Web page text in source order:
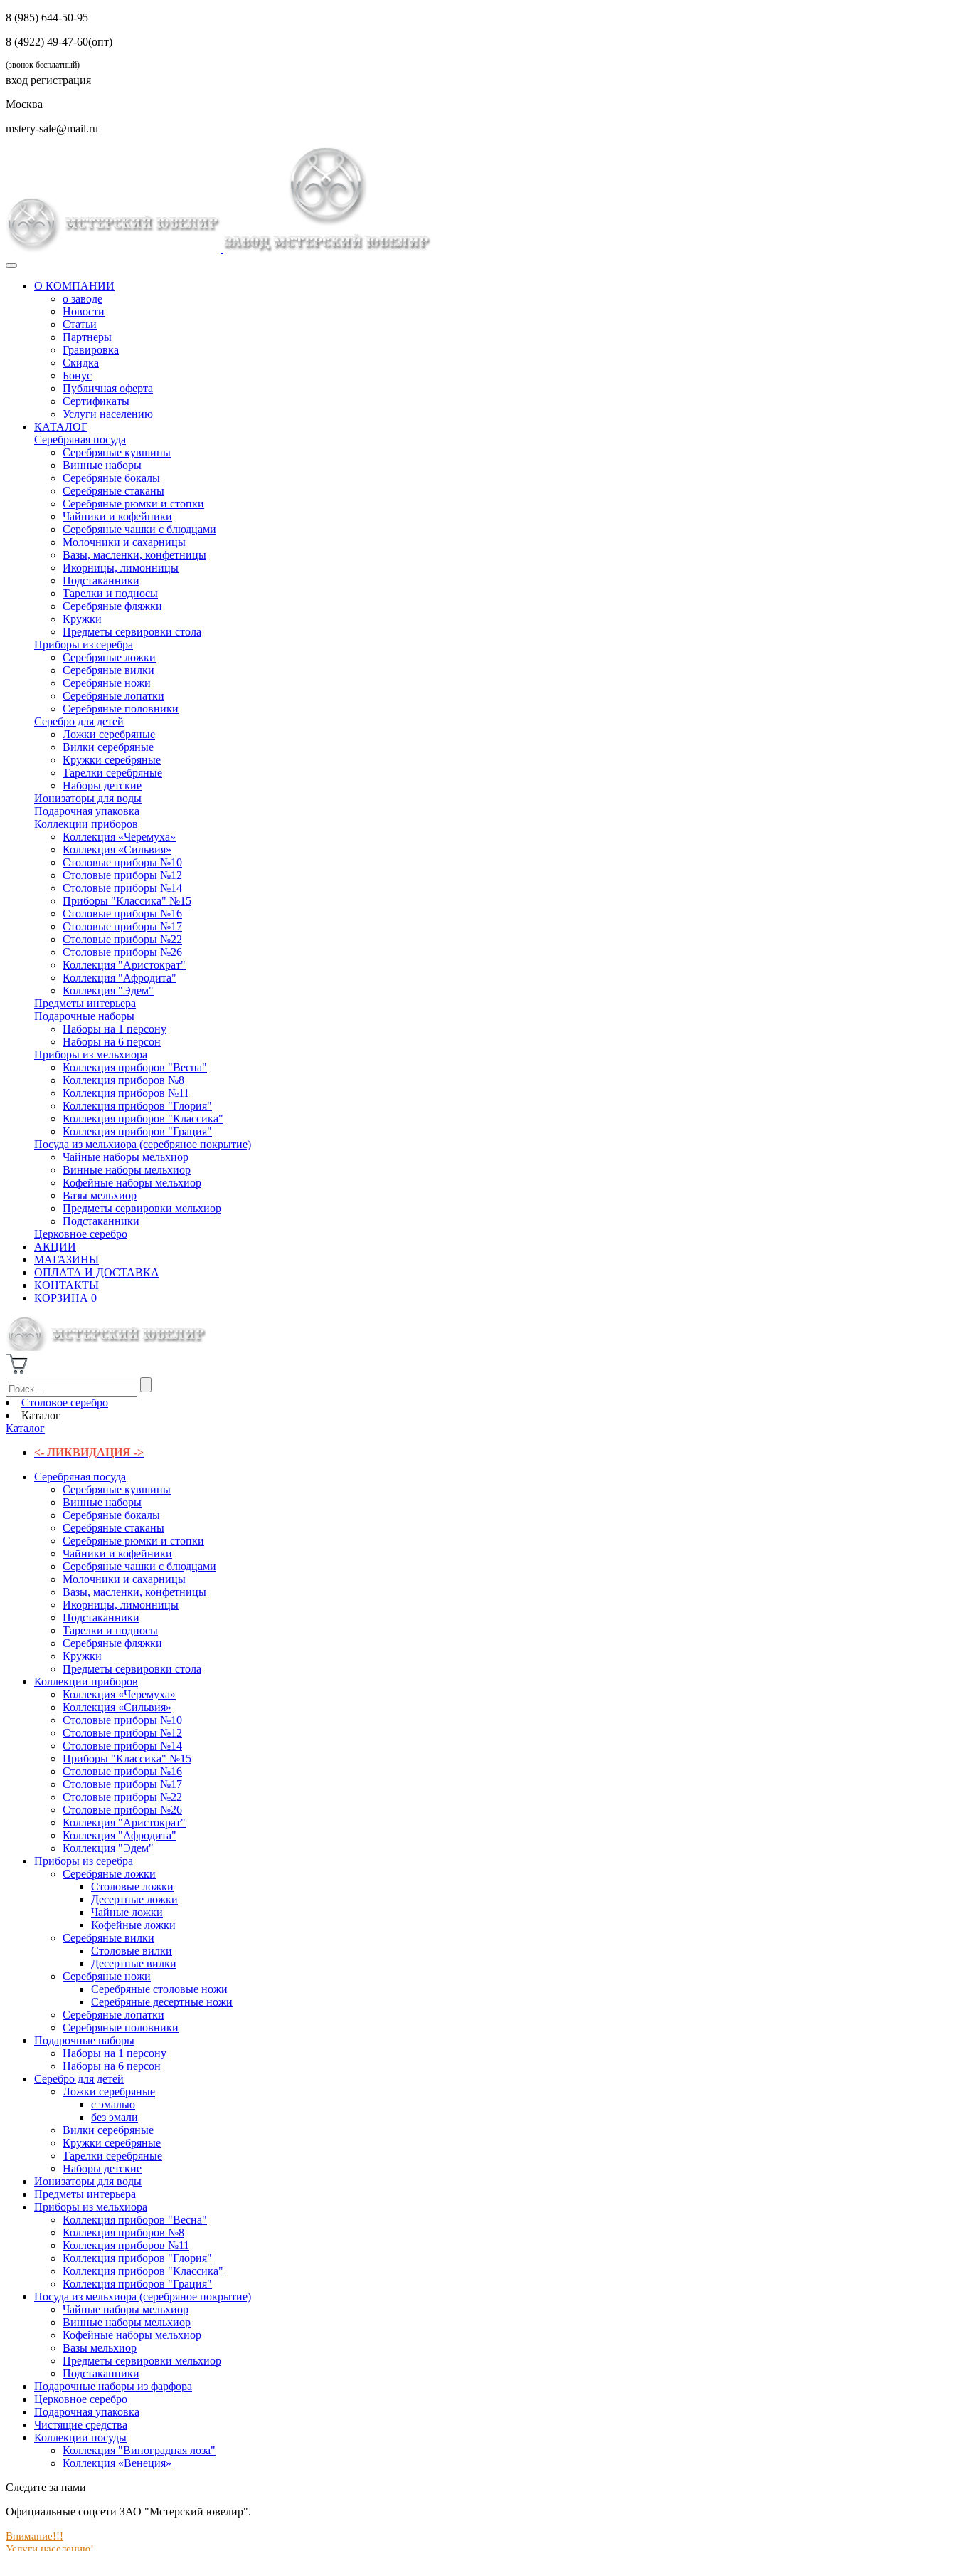
8 (985) 644-50-95
8 (4922) 49-47-60(опт)
(звонок бесплатный)
вход регистрация
Москва
mstery-sale@mail.ru
О КОМПАНИИ
о заводе
Новости
Статьи
Партнеры
Гравировка
Скидка
Бонус
Публичная оферта
Сертификаты
Услуги населению
КАТАЛОГ
Серебряная посуда
Серебряные кувшины
Винные наборы
Серебряные бокалы
Серебряные стаканы
Серебряные рюмки и стопки
Чайники и кофейники
Серебряные чашки с блюдцами
Молочники и сахарницы
Вазы, масленки, конфетницы
Икорницы, лимонницы
Подстаканники
Тарелки и подносы
Серебряные фляжки
Кружки
Предметы сервировки стола
Приборы из серебра
Серебряные ложки
Серебряные вилки
Серебряные ножи
Серебряные лопатки
Серебряные половники
Серебро для детей
Ложки серебряные
Вилки серебряные
Кружки серебряные
Тарелки серебряные
Наборы детские
Ионизаторы для воды
Подарочная упаковка
Коллекции приборов
Коллекция «Черемуха»
Коллекция «Сильвия»
Столовые приборы №10
Столовые приборы №12
Столовые приборы №14
Приборы "Классика" №15
Столовые приборы №16
Столовые приборы №17
Столовые приборы №22
Столовые приборы №26
Коллекция "Аристократ"
Коллекция "Афродита"
Коллекция "Эдем"
Предметы интерьера
Подарочные наборы
Наборы на 1 персону
Наборы на 6 персон
Приборы из мельхиора
Коллекция приборов "Весна"
Коллекция приборов №8
Коллекция приборов №11
Коллекция приборов "Глория"
Коллекция приборов "Классика"
Коллекция приборов "Грация"
Посуда из мельхиора (серебряное покрытие)
Чайные наборы мельхиор
Винные наборы мельхиор
Кофейные наборы мельхиор
Вазы мельхиор
Предметы сервировки мельхиор
Подстаканники
Церковное серебро
АКЦИИ
МАГАЗИНЫ
ОПЛАТА И ДОСТАВКА
КОНТАКТЫ
КОРЗИНА 0
Столовое серебро
Каталог
Каталог
<- ЛИКВИДАЦИЯ ->
Серебряная посуда
Серебряные кувшины
Винные наборы
Серебряные бокалы
Серебряные стаканы
Серебряные рюмки и стопки
Чайники и кофейники
Серебряные чашки с блюдцами
Молочники и сахарницы
Вазы, масленки, конфетницы
Икорницы, лимонницы
Подстаканники
Тарелки и подносы
Серебряные фляжки
Кружки
Предметы сервировки стола
Коллекции приборов
Коллекция «Черемуха»
Коллекция «Сильвия»
Столовые приборы №10
Столовые приборы №12
Столовые приборы №14
Приборы "Классика" №15
Столовые приборы №16
Столовые приборы №17
Столовые приборы №22
Столовые приборы №26
Коллекция "Аристократ"
Коллекция "Афродита"
Коллекция "Эдем"
Приборы из серебра
Серебряные ложки
Столовые ложки
Десертные ложки
Чайные ложки
Кофейные ложки
Серебряные вилки
Столовые вилки
Десертные вилки
Серебряные ножи
Серебряные столовые ножи
Серебряные десертные ножи
Серебряные лопатки
Серебряные половники
Подарочные наборы
Наборы на 1 персону
Наборы на 6 персон
Серебро для детей
Ложки серебряные
с эмалью
без эмали
Вилки серебряные
Кружки серебряные
Тарелки серебряные
Наборы детские
Ионизаторы для воды
Предметы интерьера
Приборы из мельхиора
Коллекция приборов "Весна"
Коллекция приборов №8
Коллекция приборов №11
Коллекция приборов "Глория"
Коллекция приборов "Классика"
Коллекция приборов "Грация"
Посуда из мельхиора (серебряное покрытие)
Чайные наборы мельхиор
Винные наборы мельхиор
Кофейные наборы мельхиор
Вазы мельхиор
Предметы сервировки мельхиор
Подстаканники
Подарочные наборы из фарфора
Церковное серебро
Подарочная упаковка
Чистящие средства
Коллекции посуды
Коллекция "Виноградная лоза"
Коллекция «Венеция»
Следите за нами
Официальные соцсети ЗАО "Мстерский ювелир".
Внимание!!!